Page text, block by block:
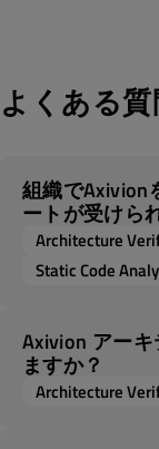
よくある
組織でAxivion
ートが受けら
Architecture
Static Code
Axivion アー
ますか？
Architecture